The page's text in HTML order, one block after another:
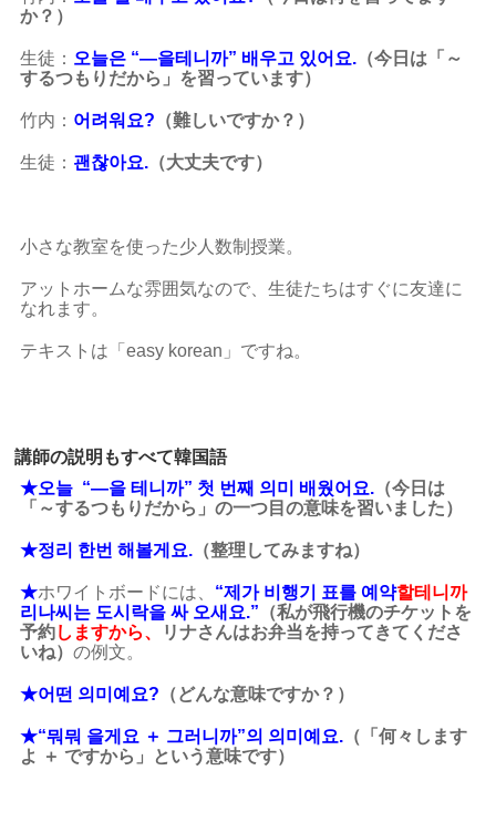
か？）
生徒： 오늘은 “―을테니까” 배우고 있어요. （今日は「～
するつもりだから」を習っています）
竹内： 어려워요? （難しいですか？）
生徒： 괜찮아요. （大丈夫です）
小さな教室を使った少人数制授業。
アットホームな雰囲気なので、生徒たちはすぐに友達に
なれます。
テキストは「easy korean」ですね。
講師の説明もすべて韓国語
★오늘 “―을 테니까” 첫 번째 의미 배웠어요. （今日は
「～するつもりだから」の一つ目の意味を習いました）
★정리 한번 해볼게요. （整理してみますね）
★ホワイトボードには、 “제가 비행기 표를 예약할테니까
리나씨는 도시락을 싸 오새요.” （私が飛行機のチケットを
予約しますから、
リナさんはお弁当を持ってきてくださ
いね）の例文。
★어떤 의미예요? （どんな意味ですか？）
★“뭐뭐 을게요 ＋ 그러니까”의 의미예요. （「何々します
よ ＋ ですから」という意味です）